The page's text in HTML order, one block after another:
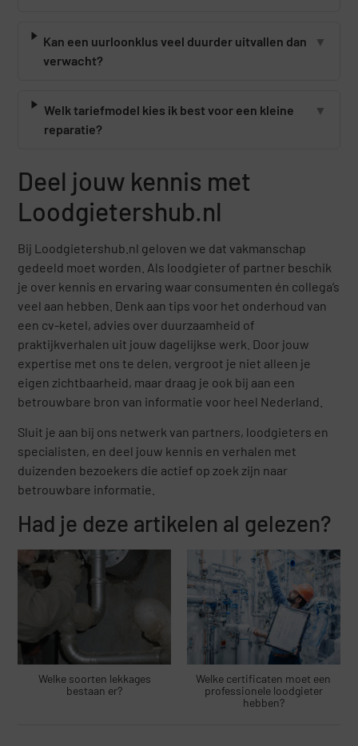
Kan een uurloonklus veel duurder uitvallen dan
verwacht?
▼
Welk tariefmodel kies ik best voor een kleine
reparatie?
▼
Deel jouw kennis met
Loodgietershub.nl
Bij Loodgietershub.nl geloven we dat vakmanschap
gedeeld moet worden. Als loodgieter of partner beschik
je over kennis en ervaring waar consumenten én collega’s
veel aan hebben. Denk aan tips voor het onderhoud van
een cv-ketel, advies over duurzaamheid of
praktijkverhalen uit jouw dagelijkse werk. Door jouw
expertise met ons te delen, vergroot je niet alleen je
eigen zichtbaarheid, maar draag je ook bij aan een
betrouwbare bron van informatie voor heel Nederland.
Sluit je aan bij ons netwerk van partners, loodgieters en
specialisten, en deel jouw kennis en verhalen met
duizenden bezoekers die actief op zoek zijn naar
betrouwbare informatie.
Had je deze artikelen al gelezen?
Welke soorten lekkages
bestaan er?
Welke certificaten moet een
professionele loodgieter
hebben?